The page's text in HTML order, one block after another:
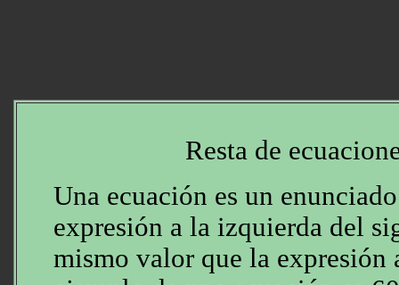
Resta de
Una ecuación es un
expresión a la izquierda del
mismo valor que la expresión